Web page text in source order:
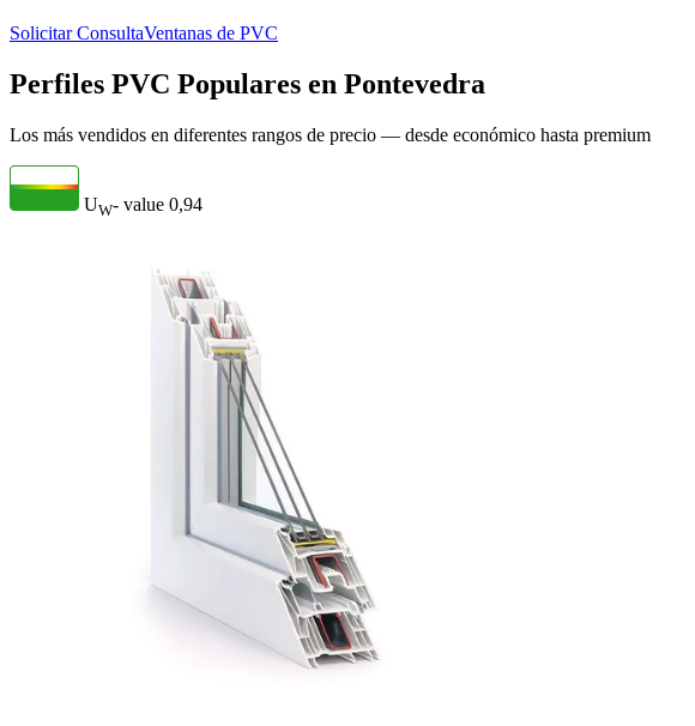
Solicitar ConsultaVentanas de PVC
Perfiles PVC Populares en Pontevedra
Los más vendidos en diferentes rangos de precio — desde económico hasta premium
UW- value 0,94